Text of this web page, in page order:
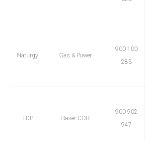
Naturgy Gas & Power
900 100
283
EDP Baser COR
900 902
947